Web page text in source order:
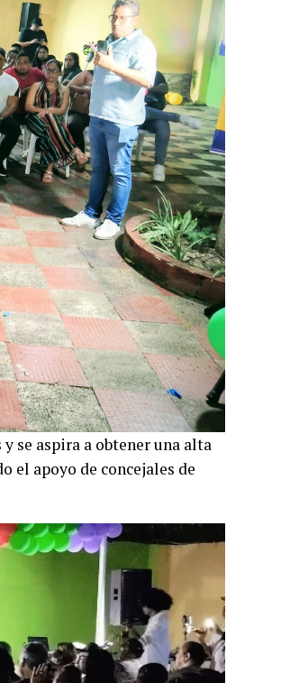
se aspira a obtener una alta
el apoyo de concejales de